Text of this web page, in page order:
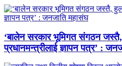
‘बालेन सरकार भूमिगत संगठन जस्तै,
प्रधानमन्त्रीलाई ज्ञापन पत्र’ :